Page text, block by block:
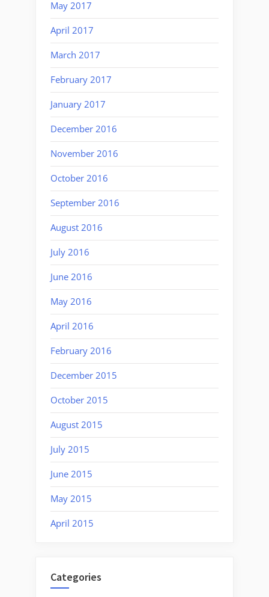
May 2017
April 2017
March 2017
February 2017
January 2017
December 2016
November 2016
October 2016
September 2016
August 2016
July 2016
June 2016
May 2016
April 2016
February 2016
December 2015
October 2015
August 2015
July 2015
June 2015
May 2015
April 2015
Categories